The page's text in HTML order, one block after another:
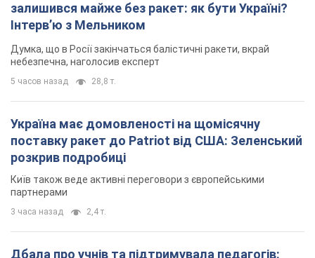
залишився майже без ракет: як бути Україні?
Інтерв’ю з Мельником
Думка, що в Росії закінчаться балістичні ракети, вкрай
небезпечна, наголосив експерт
5 часов назад 28,8 т.
Україна має домовленості на щомісячну
поставку ракет до Patriot від США: Зеленський
розкрив подробиці
Київ також веде активні переговори з європейськими
партнерами
3 часа назад 2,4 т.
Дбала про учнів та підтримувала педагогів: